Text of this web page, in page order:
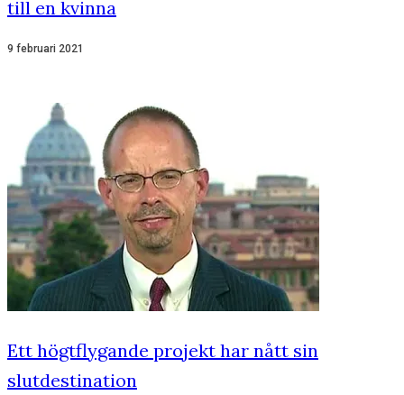
till en kvinna
9 februari 2021
Ett högtflygande projekt har nått sin
slutdestination